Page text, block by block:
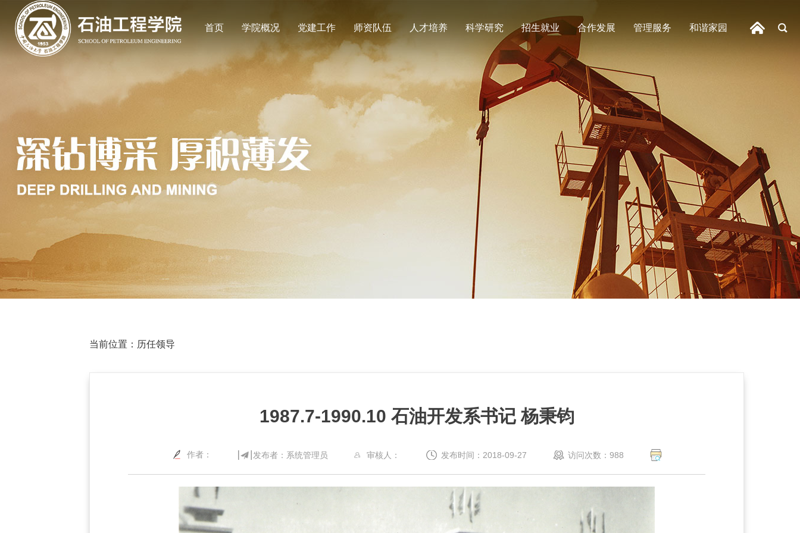
首页 学院概况 党建工作 师资队伍 人才培养 科学研究 招生就业 合作发展 管理服务 和谐家园
当前位置： 历任领导
1987.7-1990.10 石油开发系书记 杨秉钧
作者： 发布者：系统管理员 审核人： 发布时间：2018-09-27 访问次数： 988